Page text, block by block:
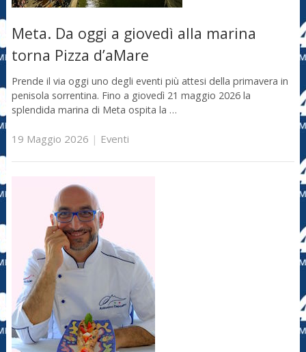
Meta. Da oggi a giovedì alla marina
torna Pizza d’aMare
Prende il via oggi uno degli eventi più attesi della primavera in
penisola sorrentina. Fino a giovedì 21 maggio 2026 la
splendida marina di Meta ospita la …
19 Maggio 2026 | Eventi